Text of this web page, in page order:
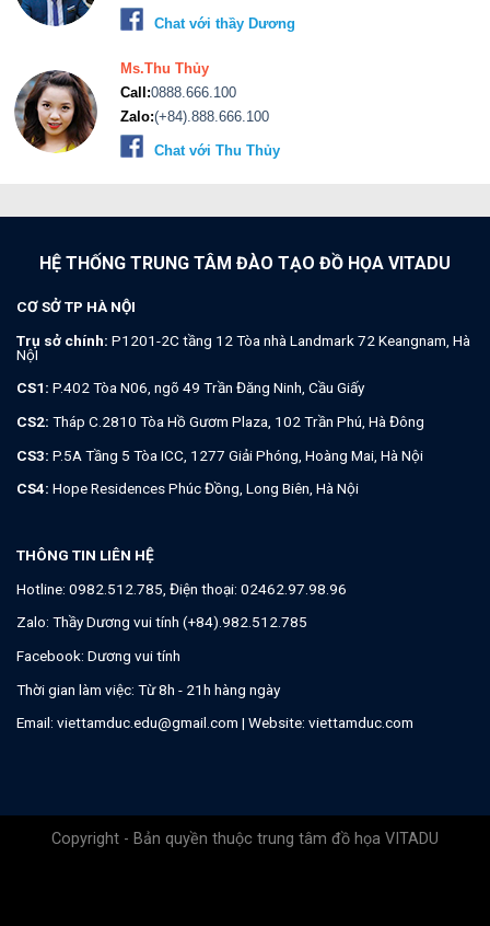
Chat với thầy Dương
Ms.Thu Thủy
Call:0888.666.100
Zalo:(+84).888.666.100
Chat với Thu Thủy
HỆ THỐNG TRUNG TÂM ĐÀO TẠO ĐỒ HỌA VITADU
CƠ SỞ TP HÀ NỘI
Trụ sở chính: P1201-2C tầng 12 Tòa nhà Landmark 72 Keangnam, Hà
NộI
CS1: P.402 Tòa N06, ngõ 49 Trần Đăng Ninh, Cầu Giấy
CS2: Tháp C.2810 Tòa Hồ Gươm Plaza, 102 Trần Phú, Hà Đông
CS3: P.5A Tầng 5 Tòa ICC, 1277 Giải Phóng, Hoàng Mai, Hà Nội
CS4: Hope Residences Phúc Đồng, Long Biên, Hà Nội
THÔNG TIN LIÊN HỆ
Hotline: 0982.512.785 , Điện thoại: 02462.97.98.96
Zalo: Thầy Dương vui tính (+84).982.512.785
Facebook: Dương vui tính
Thời gian làm việc: Từ 8h - 21h hàng ngày
Email: viettamduc.edu@gmail.com | Website: viettamduc.com
Copyright - Bản quyền thuộc trung tâm đồ họa VITADU